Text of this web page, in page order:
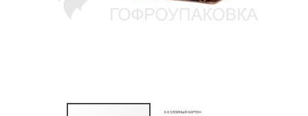
КОНТАКТЫ